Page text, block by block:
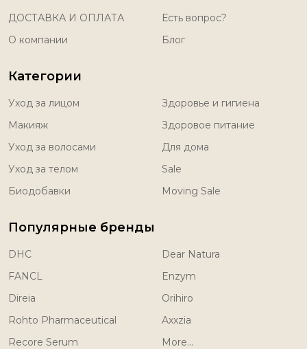
ДОСТАВКА И ОПЛАТА
О компании
Есть вопрос?
Блог
Категории
Уход за лицом
Макияж
Уход за волосами
Уход за телом
Биодобавки
Здоровье и гигиена
Здоровое питание
Для дома
Sale
Moving Sale
Популярные бренды
DHC
FANCL
Direia
Rohto Pharmaceutical
Recore Serum
Dear Natura
Enzym
Orihiro
Axxzia
More...